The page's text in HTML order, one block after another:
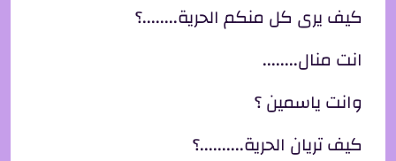
كيف يرى كل منكم الحرية........؟
انت منال........
وانت ياسمين ؟
كيف تريان الحرية..........؟